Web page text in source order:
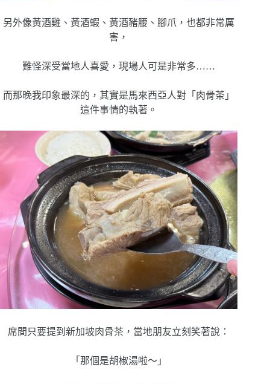
另外像黃酒雞、黃酒蝦、黃酒豬腰、腳爪，也都非常厲
害，
難怪深受當地人喜愛，現場人可是非常多……
而那晚我印象最深的，其實是馬來西亞人對「肉骨茶」
這件事情的執著。
席間只要提到新加坡肉骨茶，當地朋友立刻笑著說：
「那個是胡椒湯啦～」